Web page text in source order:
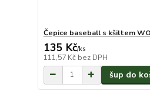
Čepice baseball s kšiltem
135 Kč/ks
111,57 Kč bez DPH
šup do